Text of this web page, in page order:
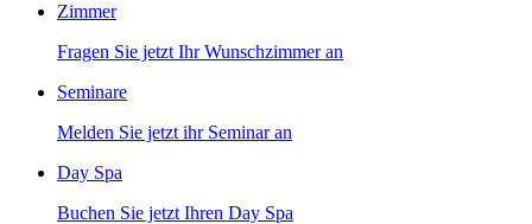
Zimmer
Fragen Sie jetzt Ihr Wunschzimmer an
Seminare
Melden Sie jetzt ihr Seminar an
Day Spa
Buchen Sie jetzt Ihren Day Spa